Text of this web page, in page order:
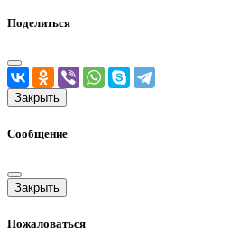
Поделиться
Закрыть
Сообщение
Закрыть
Пожаловаться